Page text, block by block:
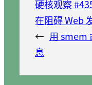
硬核观察
在阻碍 Web
← 用 smem
息